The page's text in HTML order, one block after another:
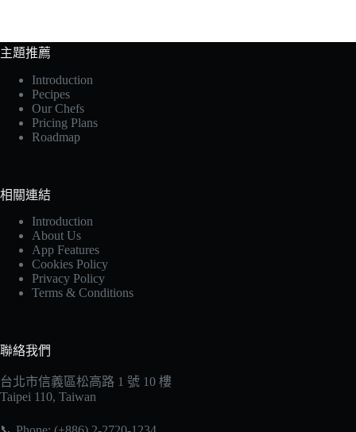
主題推薦
Introduction
Pecipes
Our Chefs
Pricing Plans
Roadmap
相關連結
Introduction
About Us
App Features
Cookies Policy
Privacy Policy
Terms & Conditions
聯絡我們
台北市信義區松高路 1 號 10 樓
Taipei 110, Taiwan